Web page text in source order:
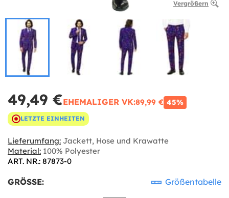
Vergrößern
49,49 €EHEMALIGER VK:89,99 € 45%
LETZTE EINHEITEN
Lieferumfang: Jackett, Hose und Krawatte
Material: 100% Polyester
ART. NR.: 87873-0
GRÖSSE: Größentabelle